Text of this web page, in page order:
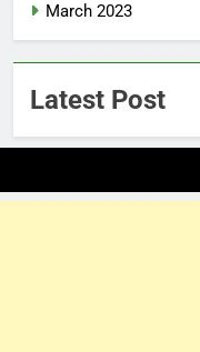
March 2023
Latest Post